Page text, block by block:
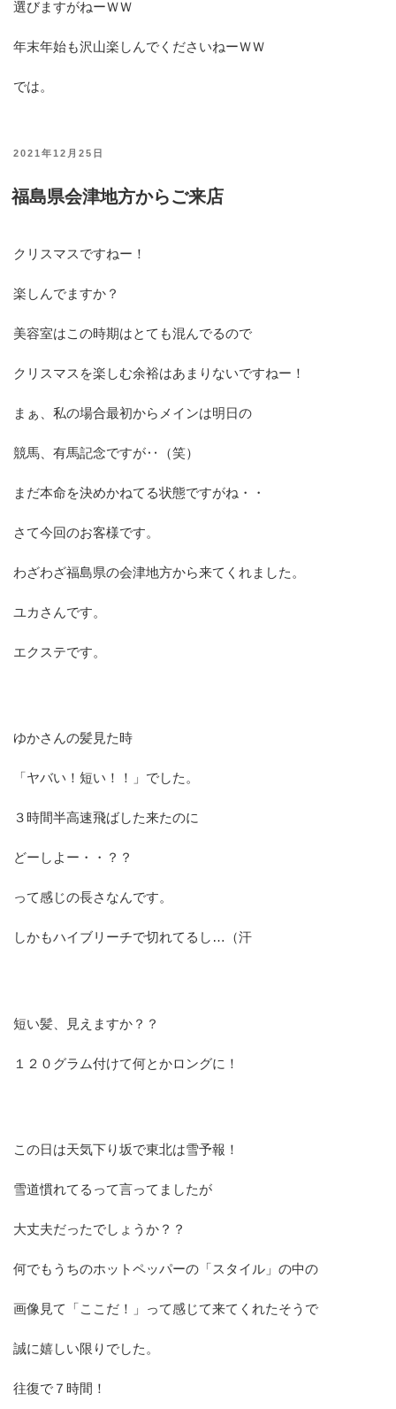
選びますがねーＷＷ
年末年始も沢山楽しんでくださいねーＷＷ
では。
投
日:
2021年12月25日
福島県会津地方からご来店
クリスマスですねー！
楽しんでますか？
美容室はこの時期はとても混んでるので
クリスマスを楽しむ余裕はあまりないですねー！
まぁ、私の場合最初からメインは明日の
競馬、有馬記念ですが‥（笑）
まだ本命を決めかねてる状態ですがね・・
さて今回のお客様です。
わざわざ福島県の会津地方から来てくれました。
ユカさんです。
エクステです。
ゆかさんの髪見た時
「ヤバい！短い！！」でした。
３時間半高速飛ばした来たのに
どーしよー・・？？
って感じの長さなんです。
しかもハイブリーチで切れてるし…（汗
短い髪、見えますか？？
１２０グラム付けて何とかロングに！
この日は天気下り坂で東北は雪予報！
雪道慣れてるって言ってましたが
大丈夫だったでしょうか？？
何でもうちのホットペッパーの「スタイル」の中の
画像見て「ここだ！」って感じて来てくれたそうで
誠に嬉しい限りでした。
往復で７時間！